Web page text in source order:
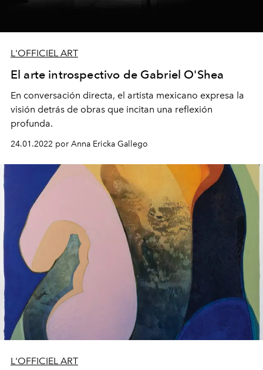
L'OFFICIEL ART
El arte introspectivo de Gabriel O'Shea
En conversación directa, el artista mexicano expresa la
visión detrás de obras que incitan una reflexión
profunda.
24.01.2022 por Anna Ericka Gallego
L'OFFICIEL ART